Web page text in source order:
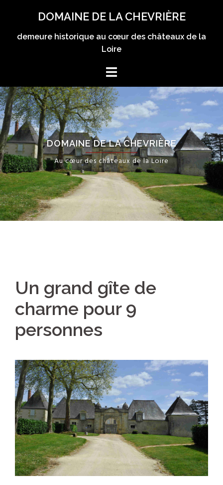
contenu
DOMAINE DE LA CHEVRIÈRE
demeure historique au cœur des châteaux de la
Loire
DOMAINE DE LA CHEVRIÈRE
Au cœur des châteaux de la Loire
Un grand gîte de
charme pour 9
personnes